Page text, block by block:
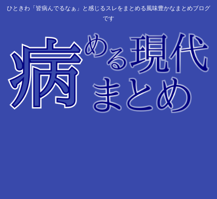
ひときわ「皆病んでるなぁ」と感じるスレをまとめる風味豊かなまとめブログ
です